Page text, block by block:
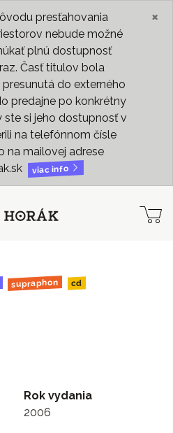
presťahovania
nebude možné
plnú dostupnosť
Časť titulov bola
do externého
predajne po konkrétny
si jeho dostupnosť v
na telefónnom čísle
na mailovej adrese
viac info
×
supraphon cd
Rok vydania
2006